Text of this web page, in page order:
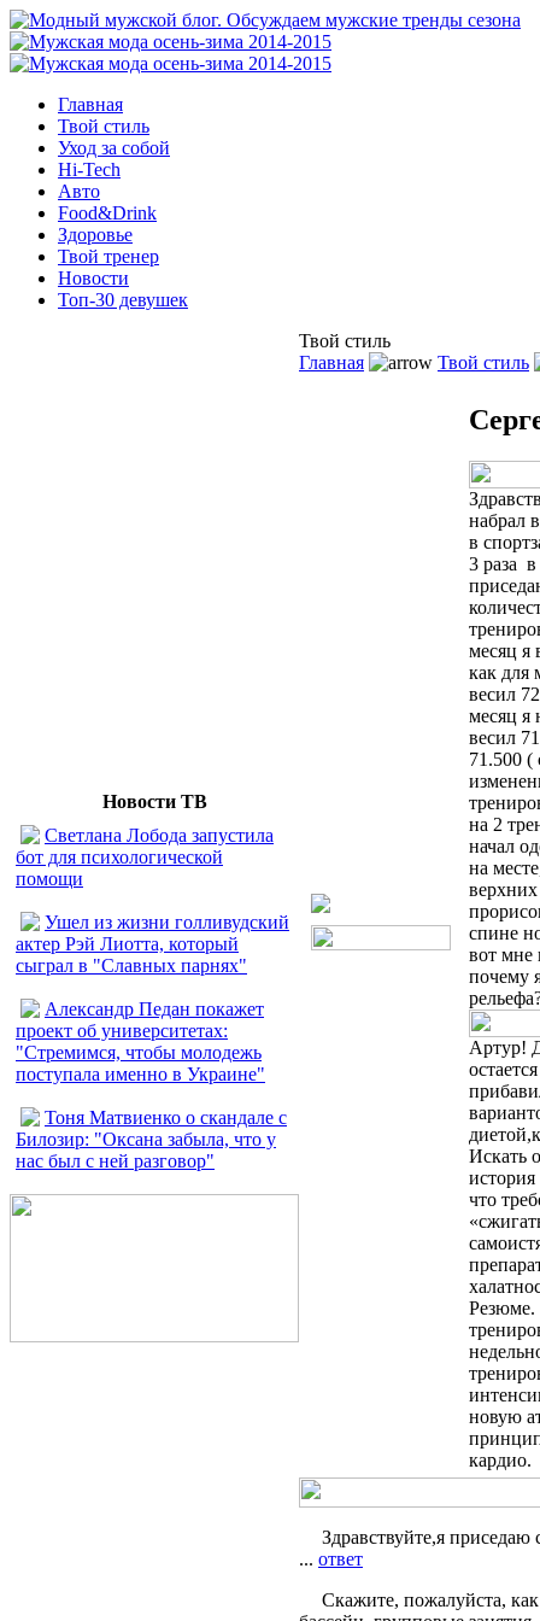
Главная
Твой стиль
Уход за собой
Hi-Tech
Авто
Food&Drink
Здоровье
Твой тренер
Новости
Топ-30 девушек
Новости ТВ
Светлана Лобода запустила
бот для психологической
помощи
Ушел из жизни голливудский
актер Рэй Лиотта, который
сыграл в "Славных парнях"
Александр Педан покажет
проект об университетах:
"Стремимся, чтобы молодежь
поступала именно в Украине"
Тоня Матвиенко о скандале с
Билозир: "Оксана забыла, что у
нас был с ней разговор"
Твой стиль
Главная
Твой стиль
набрал
в
3 раза
месяц я
как для
весил
месяц я
весил
71.500 (
на 2
начал
на
спине
вот мне
почему
Артур!
Искать
что
Резюме.
новую
Здравствуйте,я приседаю
... ответ
Скажите, пожалуйста,